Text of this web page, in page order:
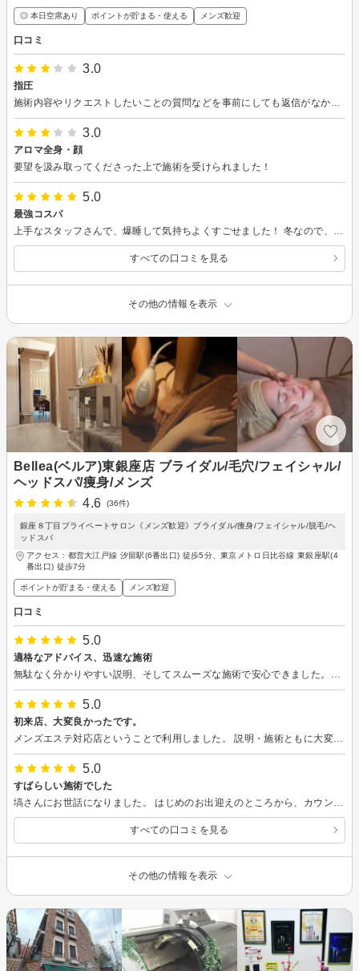
◎ 本日空席あり ポイントが貯まる・使える メンズ歓迎
口コミ
3.0
指圧
3.0
アロマ全身・顔
要望を汲み取ってくださった上で施術を受けられました！
5.0
最強コスパ
すべての口コミを見る
その他の情報を表示
Bellea(ベルア)東銀座店 ブライダル/毛穴/フェイシャル/
ヘッドスパ/痩身/メンズ
4.6
(36件)
銀座８丁目プライベートサロン《メンズ歓迎》ブライダル/痩身/フェイシャル/脱毛/ヘ
ッドスパ
アクセス：都営大江戸線 汐留駅(6番出口) 徒歩5分、東京メトロ日比谷線 東銀座駅(4
番出口) 徒歩7分
ポイントが貯まる・使える メンズ歓迎
口コミ
5.0
適格なアドバイス、迅速な施術
5.0
初来店、大変良かったです。
メンズエステ対応店ということで利用しました。 説明・施術ともに大変丁寧でした。 また施術は広々とした綺麗な個室で快適でした。 また来店したいと思います。
5.0
すばらしい施術でした
すべての口コミを見る
その他の情報を表示